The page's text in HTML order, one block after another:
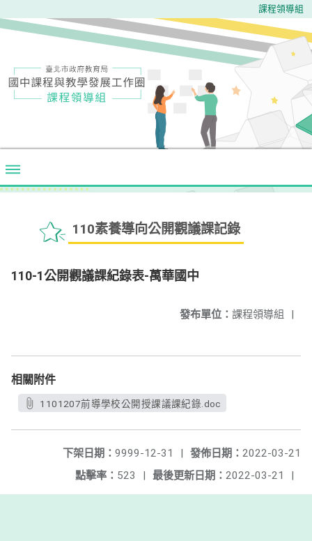
課程領導組
110素養導向公開觀議課記錄
110-1公開觀議課紀錄表-萬華國中
發布單位： 課程領導組 |
相關附件
1101207前導學校公開授課議課紀錄.doc
發佈日期： 2022-03-21
下架日期： 9999-12-31
|
最後更新日期： 2022-03-21 |
點擊率： 523 |